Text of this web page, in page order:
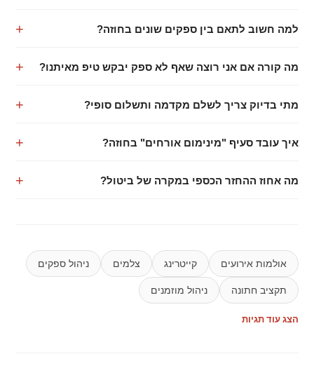
למה חשוב לתאם בין ספקים שונים בחוזה?
מה קורה אם אני רוצה שאף לא ספק יבקש טיפ מאיתנו?
מתי בדיוק צריך לשלם מקדמה ותשלום סופי?
איך עובד סעיף "מינימום אורחים" בחוזה?
מה אחוז ההחזר הכספי במקרה של ביטול?
אולמות אירועים קייטרינג צלמים ניהול ספקים
תקציב חתונה ניהול מוזמנים
הצג עוד תגיות